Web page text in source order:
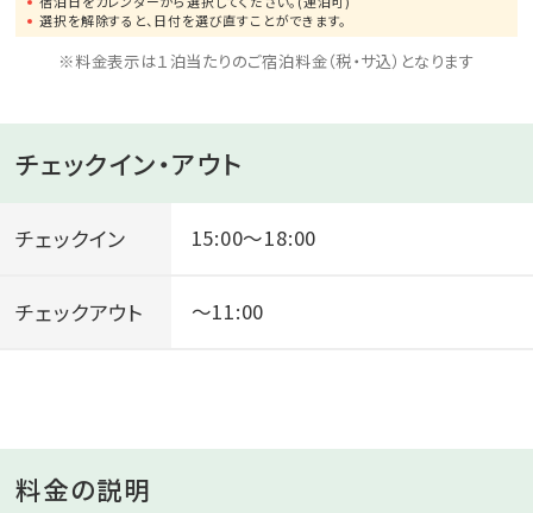
選択を解除すると、日付を選び直すことができます。
※料金表示は１泊当たりのご宿泊料金（税・サ込）となります
チェックイン・アウト
チェックイン 15:00～18:00
チェックアウト ～11:00
料金の説明